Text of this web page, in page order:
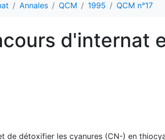
Annales QCM 1995 QCM n°17
d'internat
de détoxifier les cyanures (CN-) en